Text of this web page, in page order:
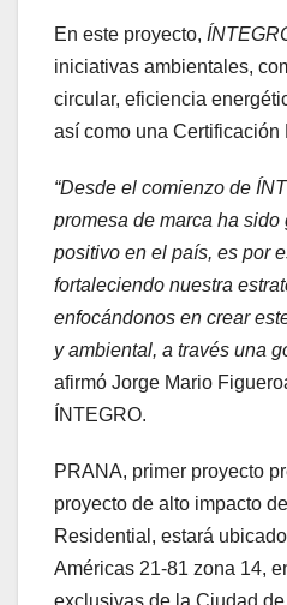
En este proyecto,
iniciativas ambientales,
circular, eficiencia
así como una
“Desde el comienzo de
promesa de marca ha sido
positivo en el país, es por
fortaleciendo nuestra
enfocándonos en crear
y ambiental, a través una
afirmó Jorge Mario
ÍNTEGRO.
PRANA, primer proyecto
proyecto de alto impacto
Residential, estará
Américas 21-81 zona 14,